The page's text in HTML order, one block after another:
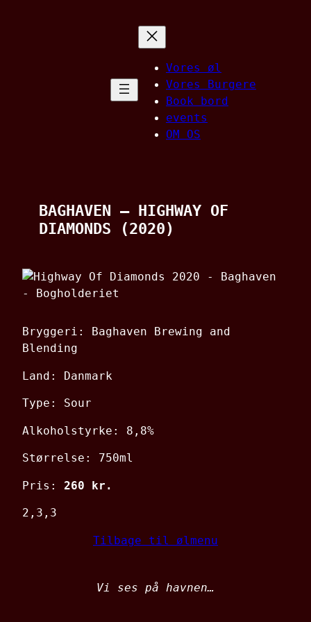
Vores øl
Vores Burgere
Book bord
events
OM OS
BAGHAVEN – HIGHWAY OF
DIAMONDS (2020)
Bryggeri: Baghaven Brewing and
Blending
Land: Danmark
Type: Sour
Alkoholstyrke: 8,8%
Størrelse: 750ml
Pris: 260 kr.
2,3,3
Tilbage til ølmenu
Vi ses på havnen…